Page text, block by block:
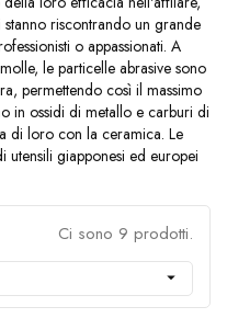
riscontrando un grande
o appassionati. A
le particelle abrasive sono
permettendo così il massimo
in ossidi di metallo e carburi di
di loro con la ceramica. Le
giapponesi ed europei
Ci sono 9 prodotti.
